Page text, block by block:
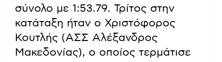
σύνολο με 1:53.79. Τρίτος στην
κατάταξη ήταν ο Χριστόφορος
Κουτλής (ΑΣΣ Αλέξανδρος
Μακεδονίας), ο οποίος τερμάτισε